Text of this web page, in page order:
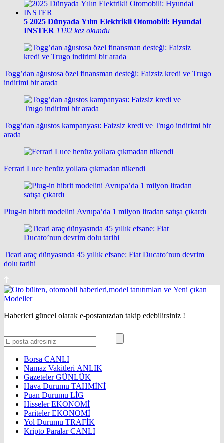
5 2025 Dünyada Yılın Elektrikli Otomobili: Hyundai
INSTER 1192 kez okundu
Togg’dan ağustosa özel finansman desteği: Faizsiz kredi ve Trugo
indirimi bir arada
Togg’dan ağustos kampanyası: Faizsiz kredi ve Trugo indirimi bir
arada
Ferrari Luce henüz yollara çıkmadan tükendi
Plug-in hibrit modelini Avrupa’da 1 milyon liradan satışa çıkardı
Ticari araç dünyasında 45 yıllık efsane: Fiat Ducato’nun devrim
dolu tarihi
Haberleri güncel olarak e-postanızdan takip edebilirsiniz !
Borsa CANLI
Namaz Vakitleri ANLIK
GazetelerGÜNLÜK
Hava Durumu TAHMİNİ
Puan Durumu LİG
HisselerEKONOMİ
ParitelerEKONOMİ
Yol Durumu TRAFİK
Kripto ParalarCANLI